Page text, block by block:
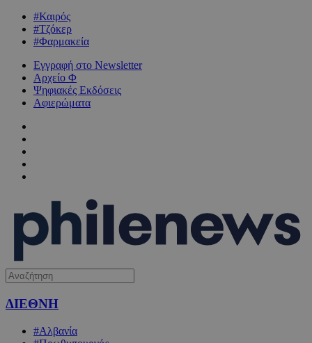
#Καιρός
#Τζόκερ
#Φαρμακεία
Εγγραφή στο Newsletter
Αρχείο Φ
Ψηφιακές Εκδόσεις
Αφιερώματα
ΔΙΕΘΝΗ
#Αλβανία